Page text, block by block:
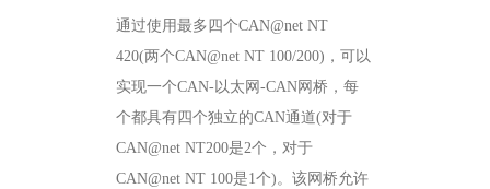
通过使用最多四个CAN@net NT
420(两个CAN@net NT 100/200)，可以
实现一个CAN-以太网-CAN网桥，每
个都具有四个独立的CAN通道(对于
CAN@net NT200是2个，对于
CAN@net NT 100是1个)。该网桥允许